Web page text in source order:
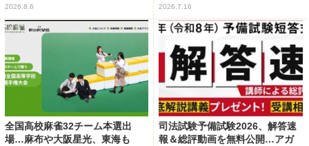
2026.8.6 2026.7.16
全国高校麻雀32チーム本選出
場…麻布や大阪星光、東海も
司法試験予備試験2026、解答速
報＆総評動画を無料公開…アガ